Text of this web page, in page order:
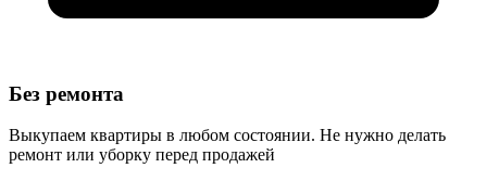
Без ремонта
Выкупаем квартиры в любом состоянии. Не нужно делать
ремонт или уборку перед продажей